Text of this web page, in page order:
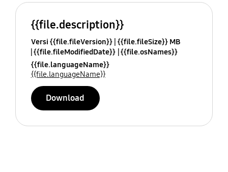
{{file.description}}
Versi {{file.fileVersion}} {{file.fileSize}} MB
{{file.fileModifiedDate}} {{file.osNames}}
{{file.languageName}}
{{file.languageName}}
Download